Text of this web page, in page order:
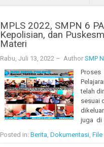
MPLS 2022, SMPN 6
Kepolisian, dan
Materi
Rabu, Juli 13, 2022– Author SMP
Proses
telah
sesuai
juga di
Posted in: Berita, Dokumentasi, File